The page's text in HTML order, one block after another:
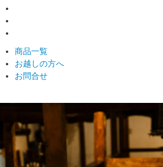
商品一覧
お越しの方へ
お問合せ